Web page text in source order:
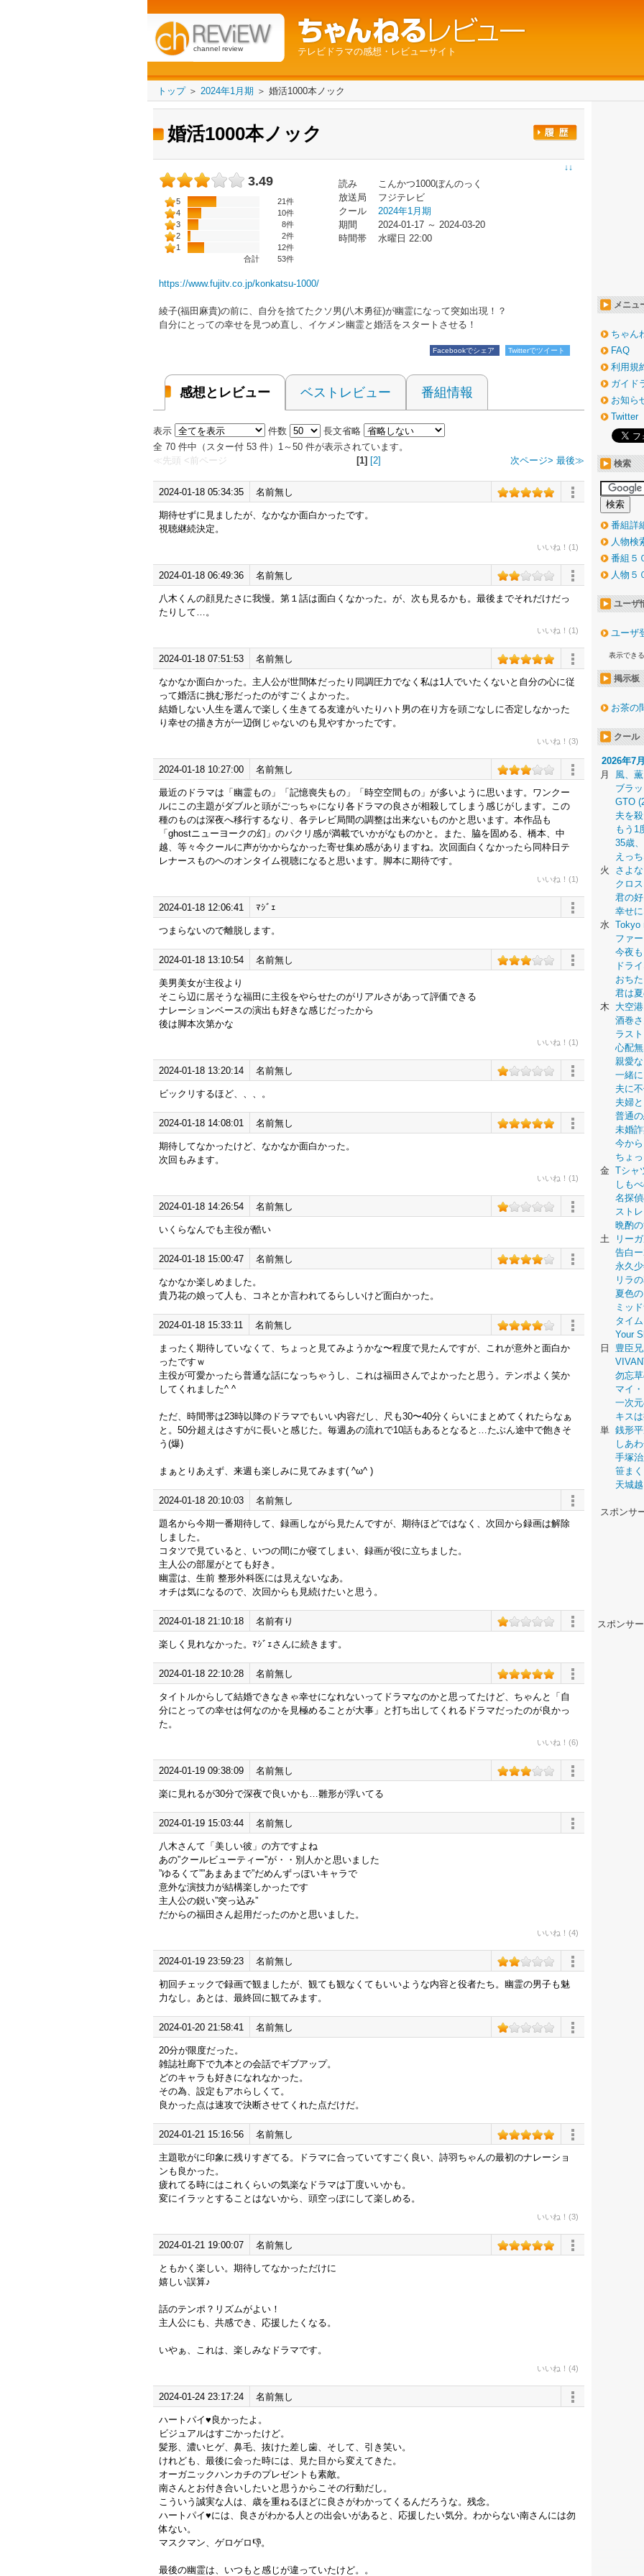
channel review テレビドラマの感想・レビューサイト
トップ＞ 2024年1月期 ＞ 婚活1000本ノック
婚活1000本ノック
↓↓
3.49
5
21件
4
10件
3
8件
2
2件
1
12件
合計
53件
読み
こんかつ1000ぼんのっく
放送局
フジテレビ
クール
2024年1月期
期間
2024-01-17 ～ 2024-03-20
時間帯
水曜日 22:00
https://www.fujitv.co.jp/konkatsu-1000/
綾子(福田麻貴)の前に、自分を捨てたクソ男(八木勇征)が幽霊になって突如出現！？
自分にとっての幸せを見つめ直し、イケメン幽霊と婚活をスタートさせる！
Facebookでシェア Twitterでツイート
感想とレビュー ベストレビュー 番組情報
表示 件数
長文省略
全 70 件中（スター付 53 件）1～50 件が表示されています。
≪先頭 <前ページ 次ページ> 最後≫
[1] [2]
2024-01-18 05:34:35 名前無し
期待せずに見ましたが、なかなか面白かったです。
視聴継続決定。
いいね！(1)
2024-01-18 06:49:36 名前無し
八木くんの顔見たさに我慢。第１話は面白くなかった。が、次も見るかも。最後までそれだけだっ
たりして…。
いいね！(1)
2024-01-18 07:51:53 名前無し
なかなか面白かった。主人公が世間体だったり同調圧力でなく私は1人でいたくないと自分の心に従
って婚活に挑む形だったのがすごくよかった。
結婚しない人生を選んで楽しく生きてる友達がいたりハト男の在り方を頭ごなしに否定しなかった
り幸せの描き方が一辺倒じゃないのも見やすかったです。
いいね！(3)
2024-01-18 10:27:00 名前無し
最近のドラマは「幽霊もの」「記憶喪失もの」「時空空間もの」が多いように思います。ワンクー
ルにこの主題がダブルと頭がごっちゃになり各ドラマの良さが相殺してしまう感じがします。この
種のものは深夜へ移行するなり、各テレビ局間の調整は出来ないものかと思います。本作品も
「ghostニューヨークの幻」のパクリ感が満載でいかがなものかと。また、脇を固める、橋本、中
越、等々今クールに声がかからなかった寄せ集め感がありますね。次回面白くなかったら同枠日テ
レナースものへのオンタイム視聴になると思います。脚本に期待です。
いいね！(1)
2024-01-18 12:06:41 ﾏｼﾞｪ
つまらないので離脱します。
2024-01-18 13:10:54 名前無し
美男美女が主役より
そこら辺に居そうな福田に主役をやらせたのがリアルさがあって評価できる
ナレーションベースの演出も好きな感じだったから
後は脚本次第かな
いいね！(1)
2024-01-18 13:20:14 名前無し
ビックリするほど、、、。
2024-01-18 14:08:01 名前無し
期待してなかったけど、なかなか面白かった。
次回もみます。
いいね！(1)
2024-01-18 14:26:54 名前無し
いくらなんでも主役が酷い
2024-01-18 15:00:47 名前無し
なかなか楽しめました。
貴乃花の娘って人も、コネとか言われてるらしいけど面白かった。
2024-01-18 15:33:11 名前無し
まったく期待していなくて、ちょっと見てみようかな〜程度で見たんですが、これが意外と面白か
ったですｗ
主役が可愛かったら普通な話になっちゃうし、これは福田さんでよかったと思う。テンポよく笑か
してくれました^ ^
ただ、時間帯は23時以降のドラマでもいい内容だし、尺も30〜40分くらいにまとめてくれたらなぁ
と。50分超えはさすがに長いと感じた。毎週あの流れで10話もあるとなると…たぶん途中で飽きそ
う(爆)
まぁとりあえず、来週も楽しみに見てみます( ^ω^ )
2024-01-18 20:10:03 名前無し
題名から今期一番期待して、録画しながら見たんですが、期待ほどではなく、次回から録画は解除
しました。
コタツで見ていると、いつの間にか寝てしまい、録画が役に立ちました。
主人公の部屋がとても好き。
幽霊は、生前 整形外科医には見えないなあ。
オチは気になるので、次回からも見続けたいと思う。
2024-01-18 21:10:18 名前有り
楽しく見れなかった。ﾏｼﾞｪさんに続きます。
2024-01-18 22:10:28 名前無し
タイトルからして結婚できなきゃ幸せになれないってドラマなのかと思ってたけど、ちゃんと「自
分にとっての幸せは何なのかを見極めることが大事」と打ち出してくれるドラマだったのが良かっ
た。
いいね！(6)
2024-01-19 09:38:09 名前無し
楽に見れるが30分で深夜で良いかも…雛形が浮いてる
2024-01-19 15:03:44 名前無し
八木さんて「美しい彼」の方ですよね
あの”クールビューティー”が・・別人かと思いました
”ゆるくて””あまあまで”だめんずっぽいキャラで
意外な演技力が結構楽しかったです
主人公の鋭い”突っ込み”
だからの福田さん起用だったのかと思いました。
いいね！(4)
2024-01-19 23:59:23 名前無し
初回チェックで録画で観ましたが、観ても観なくてもいいような内容と役者たち。幽霊の男子も魅
力なし。あとは、最終回に観てみます。
2024-01-20 21:58:41 名前無し
20分が限度だった。
雑誌社廊下で九本との会話でギブアップ。
どのキャラも好きになれなかった。
その為、設定もアホらしくて。
良かった点は速攻で決断させてくれた点だけだ。
2024-01-21 15:16:56 名前無し
主題歌がに印象に残りすぎてる。ドラマに合っていてすごく良い、詩羽ちゃんの最初のナレーショ
ンも良かった。
疲れてる時にはこれくらいの気楽なドラマは丁度いいかも。
変にイラッとすることはないから、頭空っぽにして楽しめる。
いいね！(3)
2024-01-21 19:00:07 名前無し
ともかく楽しい。期待してなかっただけに
嬉しい誤算♪
話のテンポ？リズムがよい！
主人公にも、共感でき、応援したくなる。
いやぁ、これは、楽しみなドラマです。
いいね！(4)
2024-01-24 23:17:24 名前無し
ハートパイ♥️良かったよ。
ビジュアルはすごかったけど。
髪形、濃いヒゲ、鼻毛、抜けた差し歯、そして、引き笑い。
けれども、最後に会った時には、見た目から変えてきた。
オーガニックハンカチのプレゼントも素敵。
南さんとお付き合いしたいと思うからこその行動だし。
こういう誠実な人は、歳を重ねるほどに良さがわかってくるんだろうな。残念。
ハートパイ♥️には、良さがわかる人との出会いがあると、応援したい気分。わからない南さんには勿
体ない。
マスクマン、ゲロゲロ👎。
最後の幽霊は、いつもと感じが違っていたけど。。
メニュ
ちゃん
FAQ
利用規
ガイド
お知ら
Twitter
検索
番組詳
人物検
番組５
人物５
ユーザ
ユーザ
表示でき
掲示板
お茶の
クール
2026年7
月
風、
ブラ
GTO
夫を
もう1
35歳
えっ
火
さよ
クロ
君の
幸せ
水 Tokyo
ファ
今夜
ドラ
おち
君は
木
大空
酒巻
ラス
心配
親愛
一緒
夫に
夫婦
普通
未婚
今か
ちょ
金 Tシャ
しも
名探
スト
晩酌
土
リー
告白
永久
リラ
夏色
ミッ
タイ
Your
日
豊臣
勿忘
マイ
一次
キス
単 銭形
しあ
手塚
笹ま
天城
スポンサ
スポンサ